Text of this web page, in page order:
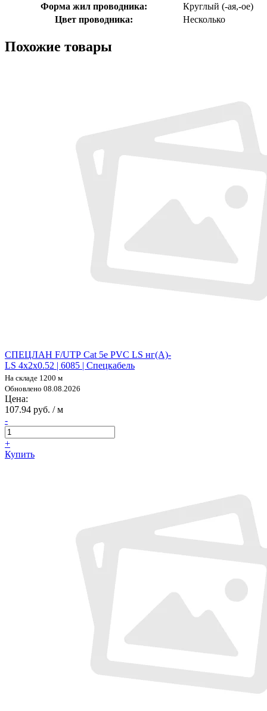
Форма жил проводника:
Круглый (-ая,-ое)
Цвет проводника:
Несколько
Похожие товары
СПЕЦЛАН F/UTP Cat 5е PVC LS нг(А)-
LS 4х2х0.52 | 6085 | Спецкабель
На складе 1200 м
Обновлено 08.08.2026
Цена:
107.94 руб. / м
-
+
Купить